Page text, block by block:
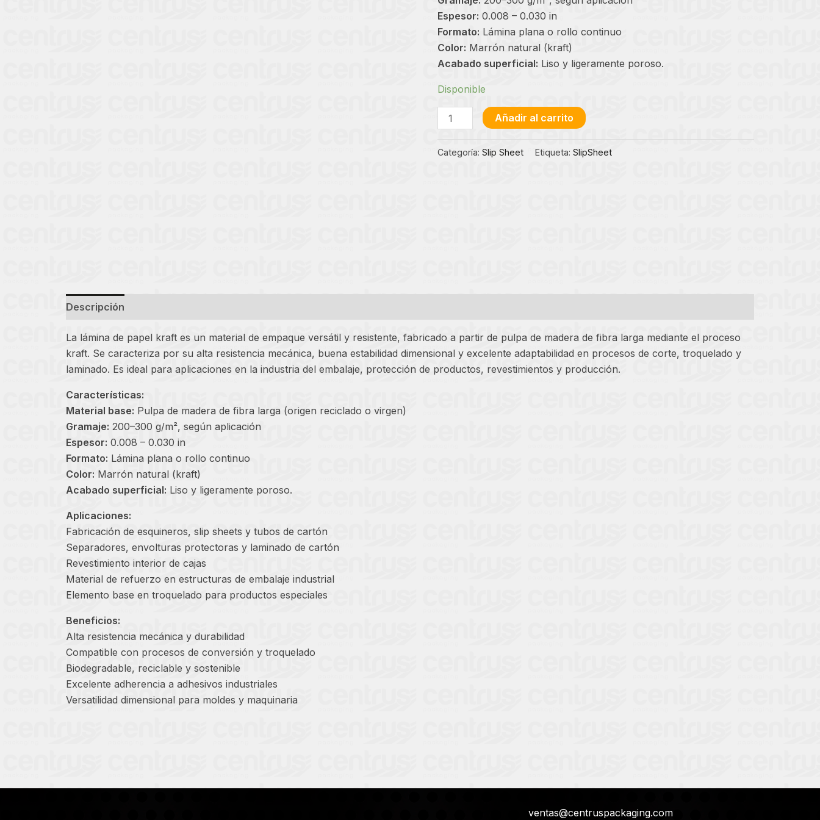
Espesor: 0.008 – 0.030 in
Formato: Lámina plana o rollo continuo
Color: Marrón natural (kraft)
Acabado superficial: Liso y ligeramente poroso.
Disponible
Slip
Sheet
Añadir al carrito
Categoría:Slip Sheet Etiqueta:SlipSheet
Descripción
La lámina de papel kraft es un material de empaque versátil y resistente, fabricado a partir de pulpa de madera de fibra larga mediante el proceso
kraft. Se caracteriza por su alta resistencia mecánica, buena estabilidad dimensional y excelente adaptabilidad en procesos de corte, troquelado y
laminado. Es ideal para aplicaciones en la industria del embalaje, protección de productos, revestimientos y producción.
Características:
Material base: Pulpa de madera de fibra larga (origen reciclado o virgen)
Gramaje: 200–300 g/m², según aplicación
Espesor: 0.008 – 0.030 in
Formato: Lámina plana o rollo continuo
Color: Marrón natural (kraft)
Acabado superficial: Liso y ligeramente poroso.
Aplicaciones:
Fabricación de esquineros, slip sheets y tubos de cartón
Separadores, envolturas protectoras y laminado de cartón
Revestimiento interior de cajas
Material de refuerzo en estructuras de embalaje industrial
Elemento base en troquelado para productos especiales
Beneficios:
Alta resistencia mecánica y durabilidad
Compatible con procesos de conversión y troquelado
Biodegradable, reciclable y sostenible
Excelente adherencia a adhesivos industriales
Versatilidad dimensional para moldes y maquinaria
ventas@centruspackaging.com